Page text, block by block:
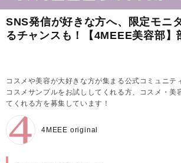
SNS発信が好きな方へ、限定モニ
るチャンスも！【4MEEE美容部】
コスメや美容が大好きな方が集まる公式コミュニ
コスメサンプルをお試ししてくれる方、コスメ・美
てくれる方を募集しています！
4MEEE original